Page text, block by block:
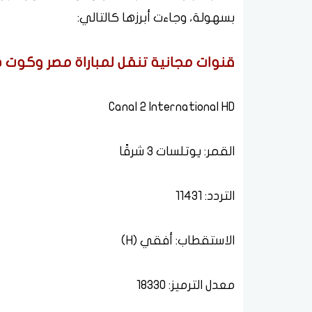
بسهولة، وجاءت أبرزها كالتالي:
قنوات مجانية تنقل لمباراة مصر وكوت
Canal 2 International HD
القمر: يوتلسات 3 شرقًا
التردد: 11431
الاستقطاب: أفقي (H)
معدل الترميز: 18330